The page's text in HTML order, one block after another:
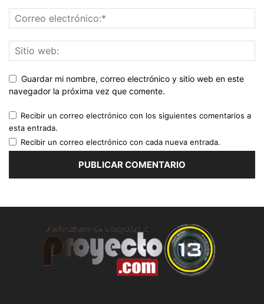
Guardar mi nombre, correo electrónico y sitio web en este
navegador la próxima vez que comente.
Recibir un correo electrónico con los siguientes comentarios a
esta entrada.
Recibir un correo electrónico con cada nueva entrada.